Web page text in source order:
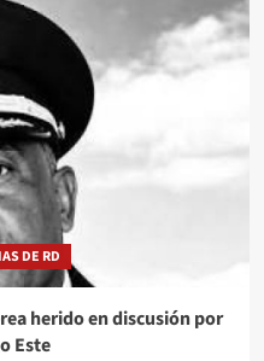
DE RD
herido en discusión por
Este